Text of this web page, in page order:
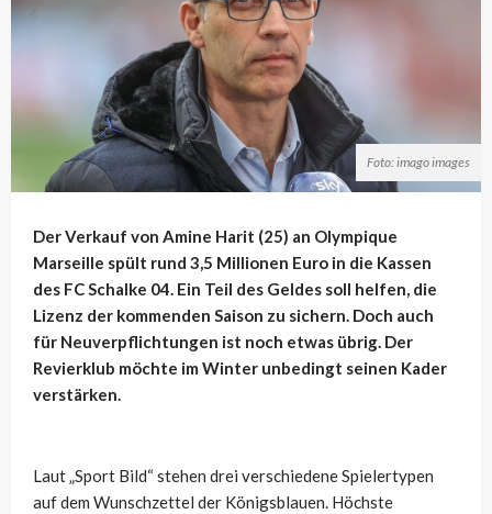
Foto: imago images
Der Verkauf von Amine Harit (25) an Olympique
Marseille spült rund 3,5 Millionen Euro in die Kassen
des FC Schalke 04. Ein Teil des Geldes soll helfen, die
Lizenz der kommenden Saison zu sichern. Doch auch
für Neuverpflichtungen ist noch etwas übrig. Der
Revierklub möchte im Winter unbedingt seinen Kader
verstärken.
Laut „Sport Bild“ stehen drei verschiedene Spielertypen
auf dem Wunschzettel der Königsblauen. Höchste